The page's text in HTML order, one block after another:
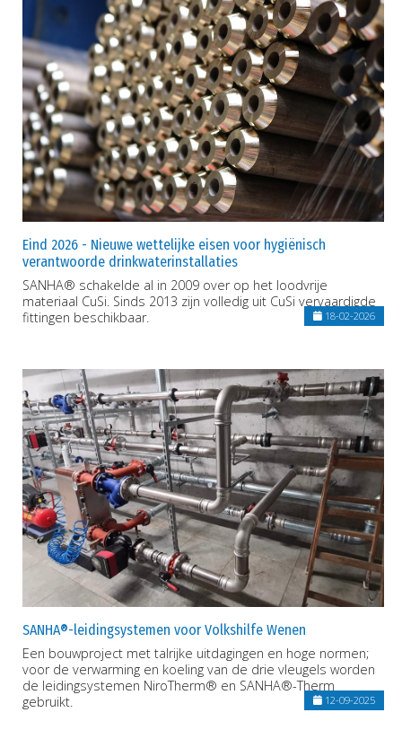
Eind 2026 - Nieuwe wettelijke eisen voor hygiënisch
verantwoorde drinkwaterinstallaties
SANHA® schakelde al in 2009 over op het loodvrije
materiaal CuSi. Sinds 2013 zijn volledig uit CuSi vervaardigde
fittingen beschikbaar.
18-02-2026
SANHA®-leidingsystemen voor Volkshilfe Wenen
Een bouwproject met talrijke uitdagingen en hoge normen;
voor de verwarming en koeling van de drie vleugels worden
de leidingsystemen NiroTherm® en SANHA®-Therm
gebruikt.
12-09-2025